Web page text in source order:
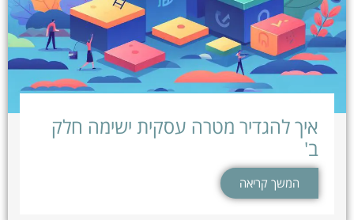
איך להגדיר מטרה עסקית ישימה חלק
ב'
המשך קריאה